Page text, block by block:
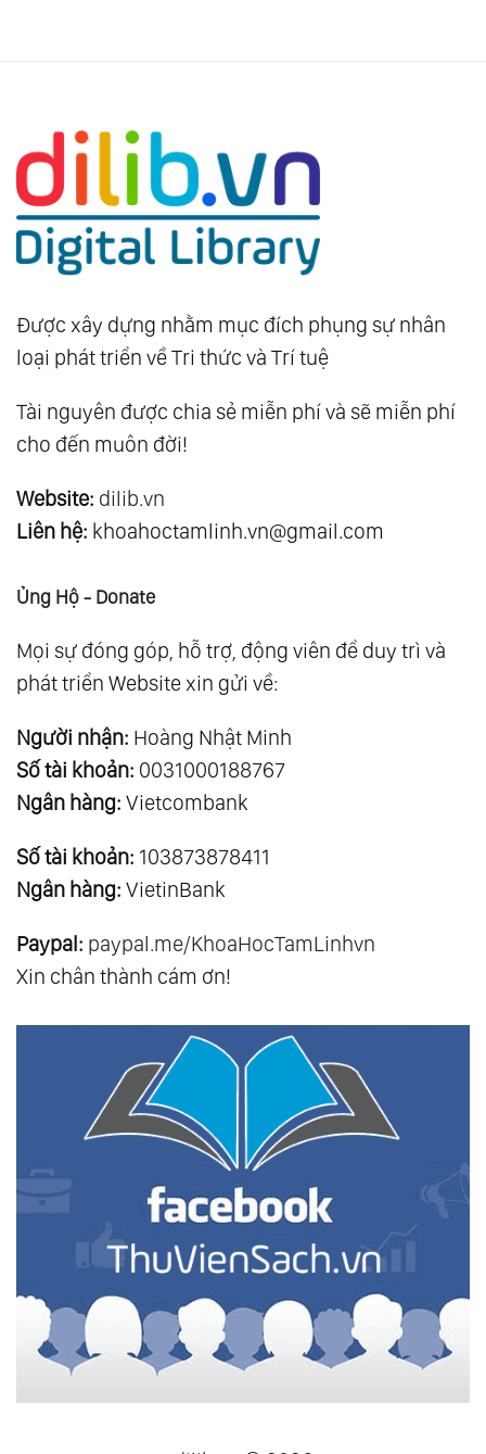
Được xây dựng nhằm mục đích phụng sự nhân
loại phát triển về Tri thức và Trí tuệ
Tài nguyên được chia sẻ miễn phí và sẽ miễn phí
cho đến muôn đời!
Website: dilib.vn
Liên hệ: khoahoctamlinh.vn@gmail.com
Ủng Hộ - Donate
Mọi sự đóng góp, hỗ trợ, động viên để duy trì và
phát triển Website xin gửi về:
Người nhận: Hoàng Nhật Minh
Số tài khoản: 0031000188767
Ngân hàng: Vietcombank
Số tài khoản: 103873878411
Ngân hàng: VietinBank
Paypal: paypal.me/KhoaHocTamLinhvn
Xin chân thành cám ơn!